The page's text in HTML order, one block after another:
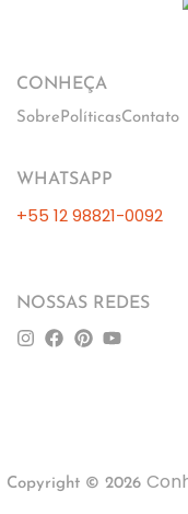
CONHEÇA
SobrePolíticasContato
WHATSAPP
+55 12 98821-0092
NOSSAS REDES
Copyright © 2026